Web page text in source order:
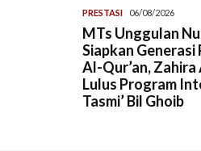
PRESTASI 06/08/2026
MTs Unggulan
Siapkan
Al-Qur’an, Zahira
Lulus Program
Tasmi’ Bil Ghoib